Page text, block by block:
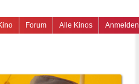
Anmelden
Alle Kinos
Forum